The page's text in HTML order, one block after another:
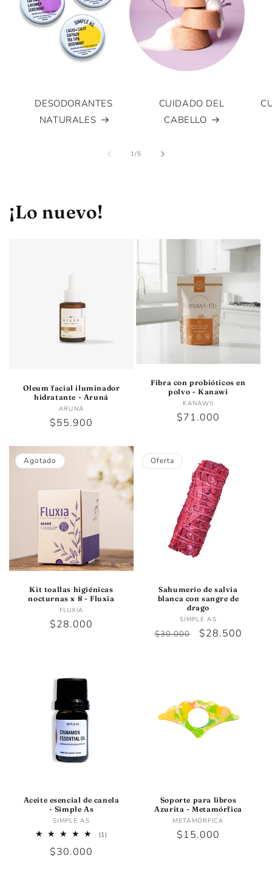
DESODORANTES
NATURALES
CUIDADO DEL
CABELLO
1/de
5
¡Lo nuevo!
Oleum facial iluminador
hidratante - Aruná
Proveedor:
ARUNÁ
Precio
$55.900
Fibra con probióticos en
polvo - Kanawi
Proveedor:
KANAWII
Precio
$71.000
Agotado
Kit toallas higiénicas
nocturnas x 8 - Fluxia
Proveedor:
FLUXIA
Precio
$28.000
Oferta
Sahumerio de salvia
blanca con sangre de
drago
Proveedor:
SIMPLE AS
Precio
$30.000
Precio
$28.500
Aceite esencial de canela
- Simple As
Proveedor:
SIMPLE AS
(1)
Precio
$30.000
Soporte para libros
Azurita - Metamórfica
Proveedor:
METAMÓRFICA
Precio
$15.000